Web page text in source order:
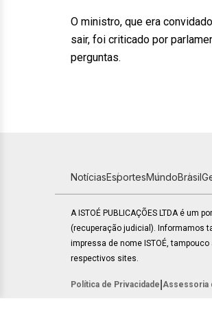
O ministro, que era
sair, foi criticado por
perguntas.
NotíciasEsportesMundoBrasil
A ISTOÉ PUBLICAÇÕES LTDA é um
(recuperação judicial). Informamos
impressa de nome ISTOÉ,
respectivos sites.
Política de Privacidade Assessoria